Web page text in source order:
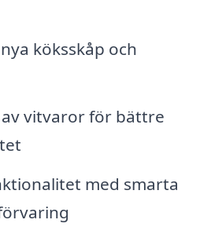
köksskåp och
vitvaror för bättre
med smarta